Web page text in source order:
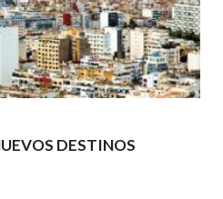
DESTINOS